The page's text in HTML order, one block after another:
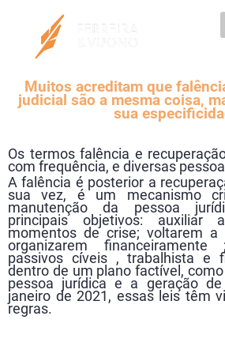
Muitos acreditam que
judicial são a mesma coisa,
sua
Os termos falência e
com frequência, e diversas
A falência é posterior a
sua vez, é um mecanismo
manutenção da pessoa
principais objetivos: auxiliar
momentos de crise; voltarem
organizarem
passivos cíveis , trabalhista e
dentro de um plano factível,
pessoa jurídica e a geração de
janeiro de 2021, essas leis têm
regras.